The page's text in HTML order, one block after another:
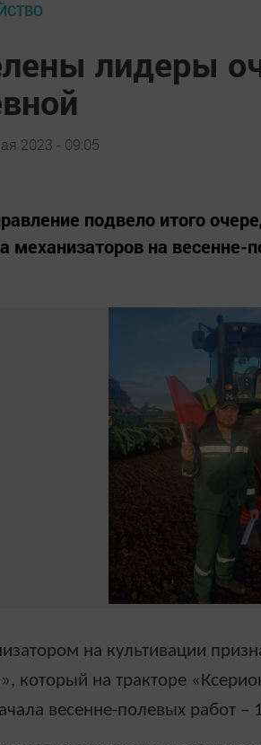
лидеры
2023 - 09:05
подвело итого
механизаторов на весенне-
на культивации
который на тракторе
весенне-полевых работ –